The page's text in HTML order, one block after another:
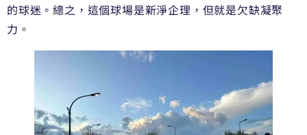
的球迷。總之，這個球場是新淨企理，但就是欠缺凝聚
力。